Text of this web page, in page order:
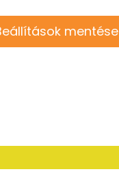
mentése